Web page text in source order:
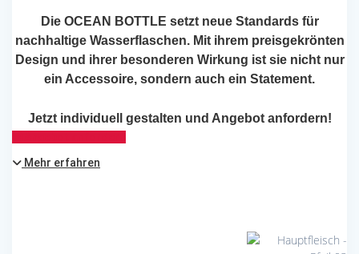
Die OCEAN BOTTLE setzt neue Standards für
nachhaltige Wasserflaschen. Mit ihrem preisgekrönten
Design und ihrer besonderen Wirkung ist sie nicht nur
ein Accessoire, sondern auch ein Statement.
Jetzt individuell gestalten und Angebot anfordern!
Mehr erfahren